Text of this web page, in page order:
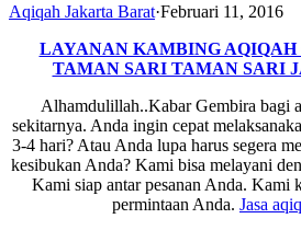
1246
Aqiqah Jakarta Barat·Februari 11, 2016
LAYANAN KAMBING
TAMAN SARI TAMAN SARI
Alhamdulillah..Kabar Gembira bagi
sekitarnya. Anda ingin cepat
3-4 hari? Atau Anda lupa harus segera
kesibukan Anda? Kami bisa melayani
Kami siap antar pesanan Anda. Kami
permintaan Anda. Jasa